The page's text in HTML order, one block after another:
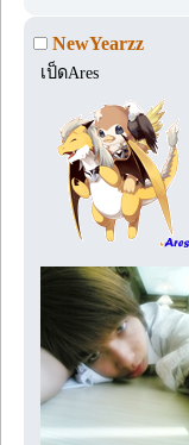
NewYearzz
เป็ดAres